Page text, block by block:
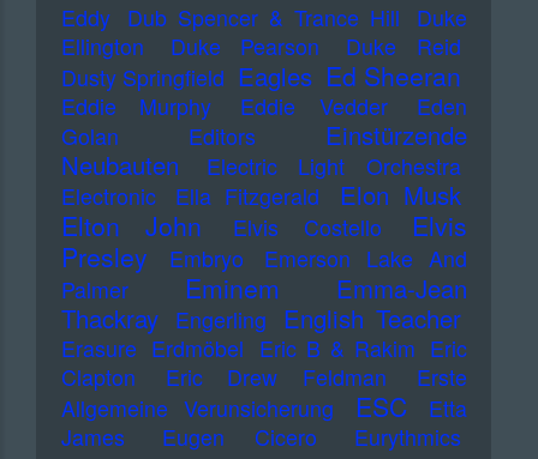
Eddy
Dub Spencer & Trance Hill
Duke
Ellington
Duke Pearson
Duke Reid
Dusty Springfield Eagles Ed Sheeran
Eddie Murphy Eddie Vedder
Eden
Golan
Editors
Einstürzende
Neubauten
Electric Light Orchestra
Electronic
Ella Fitzgerald Elon Musk
Elton John Elvis Costello
Elvis
Presley
Embryo
Emerson Lake And
Palmer
Eminem
Emma-Jean
Thackray
Engerling English Teacher
Erasure Erdmöbel Eric B & Rakim Eric
Clapton
Eric Drew Feldman
Erste
Allgemeine Verunsicherung
ESC
Etta
James
Eugen Cicero
Eurythmics